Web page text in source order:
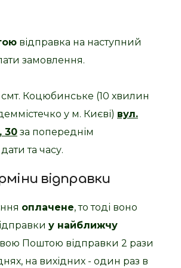
відправка на наступний
замовлення.
смт. Коцюбинське (10 хвилин
у м. Києві) вул.
30 за попереднім
та часу.
відправки
оплачене, то тоді воно
у найближчу
Поштою відправки 2 рази
на вихідних - один раз в